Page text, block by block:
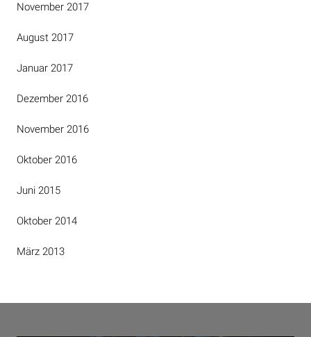
November 2017
August 2017
Januar 2017
Dezember 2016
November 2016
Oktober 2016
Juni 2015
Oktober 2014
März 2013